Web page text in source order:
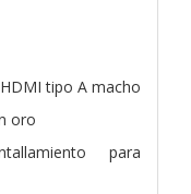
tipo A macho
oro
para